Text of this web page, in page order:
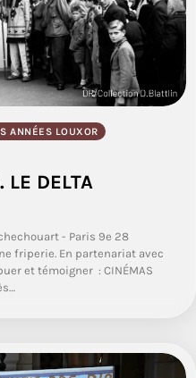
ANNÉES LOUXOR
LE DELTA
- Paris 9e 28
friperie. En partenariat avec
et témoigner : CINÉMAS